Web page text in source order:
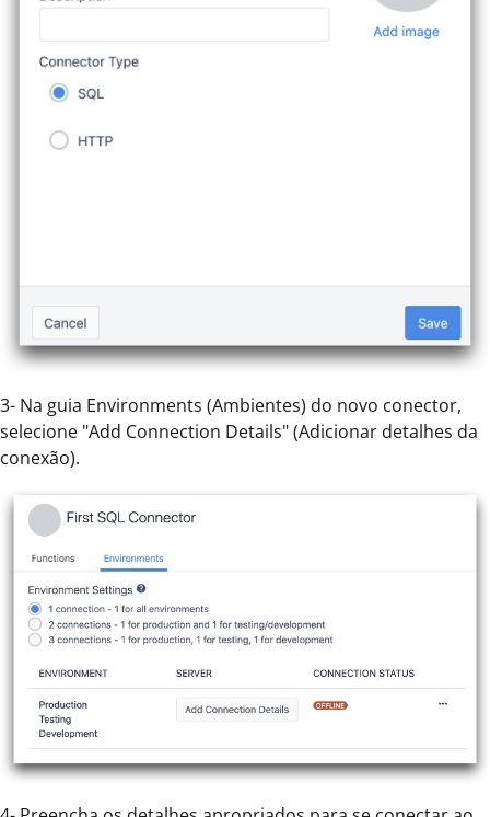
3- Na guia Environments (Ambientes) do novo conector,
selecione "Add Connection Details" (Adicionar detalhes da
conexão).